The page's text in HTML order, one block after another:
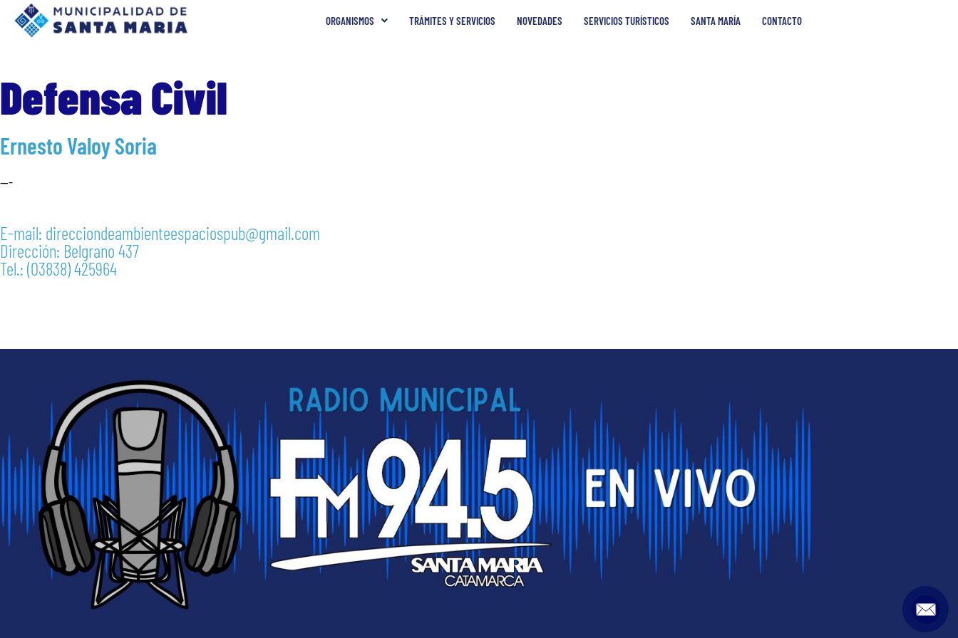
ORGANISMOS TRÁMITES Y SERVICIOS NOVEDADES SERVICIOS TURÍSTICOS SANTA MARÍA CONTACTO
Defensa Civil
Ernesto Valoy Soria
—-
E-mail: direcciondeambienteespaciospub@gmail.com
Dirección: Belgrano 437
Tel.: (03838) 425964